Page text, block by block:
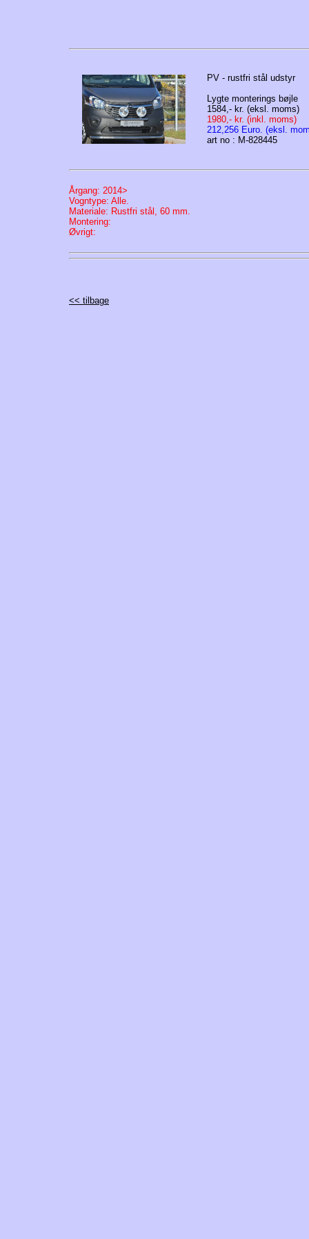
PV - rustfri stål udstyr
Lygte monterings bøjle
1584,- kr. (eksl. moms)
1980,- kr. (inkl. moms)
212,256 Euro. (eksl.
art no : M-828445
Årgang: 2014>
Vogntype: Alle.
Materiale: Rustfri stål, 60 mm.
Montering:
Øvrigt:
<< tilbage